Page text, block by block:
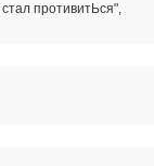
противитЬся",